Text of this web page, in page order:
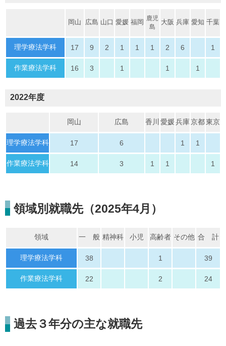
岡山 広島 山口 愛媛 福岡 鹿児
島
大阪 兵庫 愛知 千葉
理学療法学科 17 9 2 1 1 1 2 6 1
作業療法学科 16 3 1 1 1
2022年度
岡山 広島 香川 愛媛兵庫京都東京
理学療法学科 17 6 1 1
作業療法学科 14 3 1 1 1
領域別就職先（2025年4月）
領域 一 般 精神科 小児 高齢者 その他 合 計
理学療法学科 38 1 39
作業療法学科 22 2 24
過去３年分の主な就職先